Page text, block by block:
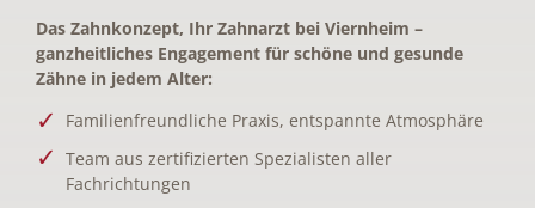
Das Zahnkonzept, Ihr Zahnarzt bei Viernheim –
ganzheitliches Engagement für schöne und gesunde
Zähne in jedem Alter:
Familienfreundliche Praxis, entspannte Atmosphäre
Team aus zertifizierten Spezialisten aller
Fachrichtungen